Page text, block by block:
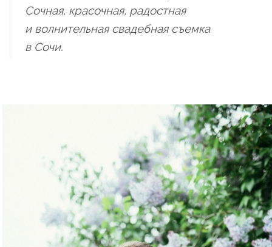
Сочная, красочная, радостная
и волнительная свадебная съемка
в Сочи.